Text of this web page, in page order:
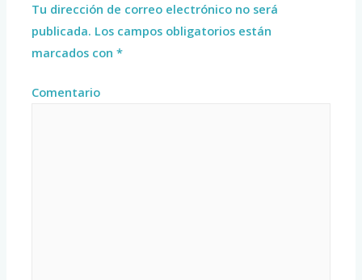
Tu dirección de correo electrónico no será
publicada. Los campos obligatorios están
marcados con*
Comentario